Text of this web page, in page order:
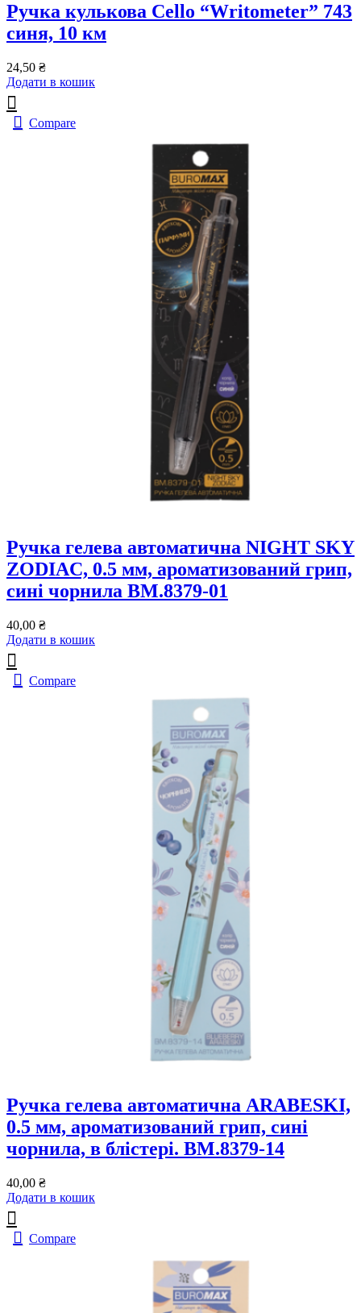
Ручка кулькова Cello “Writometer” 743
синя, 10 км
24,50 ₴
Додати в кошик
Compare
Ручка гелева автоматична NIGHT SKY
ZODIAC, 0.5 мм, ароматизований грип,
сині чорнила BM.8379-01
40,00 ₴
Додати в кошик
Compare
Ручка гелева автоматична ARABESKI,
0.5 мм, ароматизований грип, сині
чорнила, в блістері. BM.8379-14
40,00 ₴
Додати в кошик
Compare